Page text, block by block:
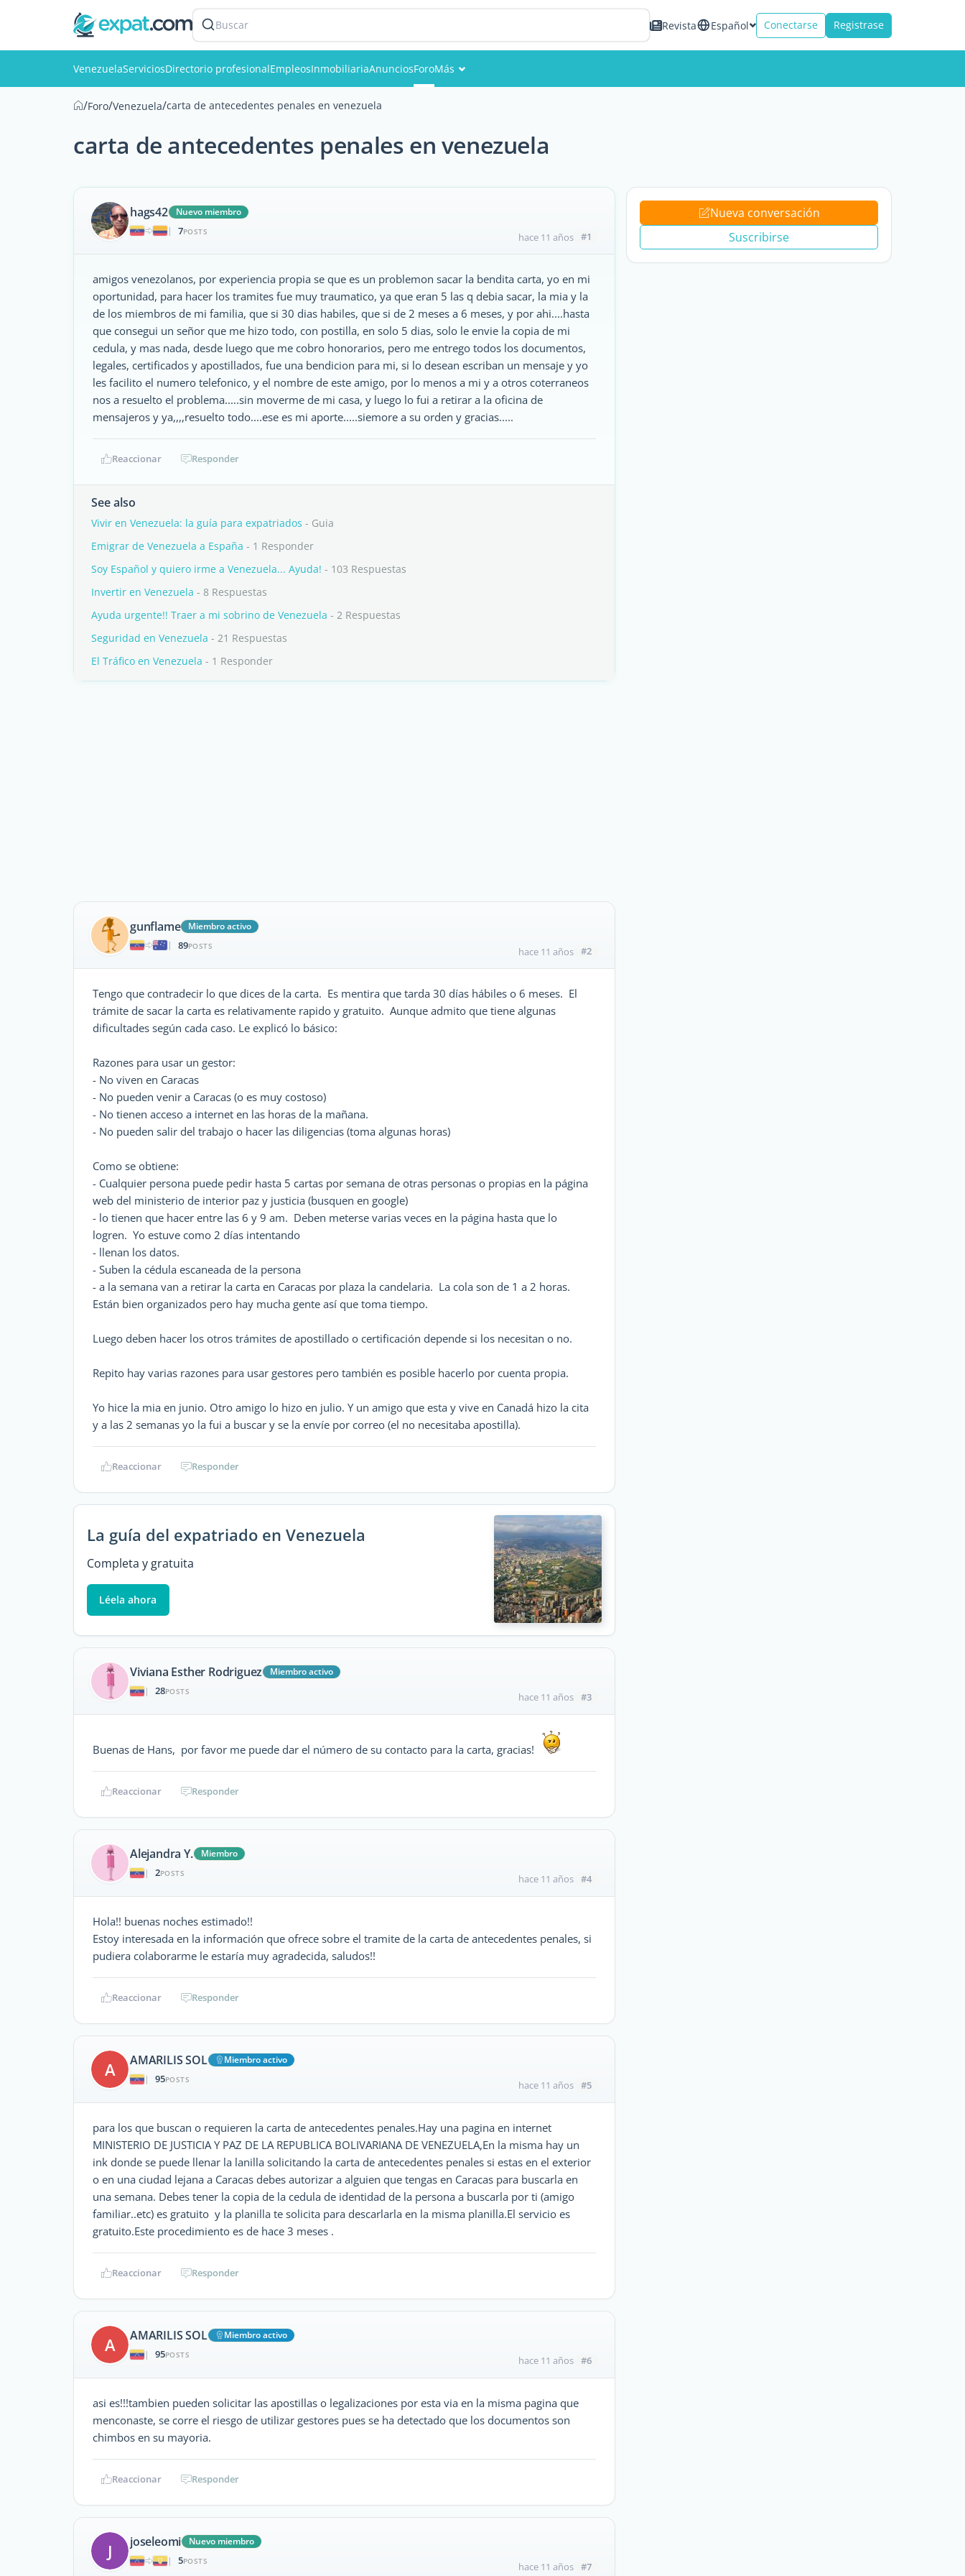
Buscar Revista Español Conectarse Registrase
VenezuelaServiciosDirectorio profesionalEmpleosInmobiliariaAnunciosForoMás
/Foro/Venezuela/carta de antecedentes penales en venezuela
carta de antecedentes penales en venezuela
hags42
Nuevo miembro
|
7POSTS hace 11 años #1
amigos venezolanos, por experiencia propia se que es un problemon sacar la bendita carta, yo en mi
oportunidad, para hacer los tramites fue muy traumatico, ya que eran 5 las q debia sacar, la mia y la
de los miembros de mi familia, que si 30 dias habiles, que si de 2 meses a 6 meses, y por ahi....hasta
que consegui un señor que me hizo todo, con postilla, en solo 5 dias, solo le envie la copia de mi
cedula, y mas nada, desde luego que me cobro honorarios, pero me entrego todos los documentos,
legales, certificados y apostillados, fue una bendicion para mi, si lo desean escriban un mensaje y yo
les facilito el numero telefonico, y el nombre de este amigo, por lo menos a mi y a otros coterraneos
nos a resuelto el problema.....sin moverme de mi casa, y luego lo fui a retirar a la oficina de
mensajeros y ya,,,,resuelto todo....ese es mi aporte.....siemore a su orden y gracias.....
Reaccionar Responder
See also
Vivir en Venezuela: la guía para expatriados - Guia
Emigrar de Venezuela a España - 1 Responder
Soy Español y quiero irme a Venezuela... Ayuda! - 103 Respuestas
Invertir en Venezuela - 8 Respuestas
Ayuda urgente!! Traer a mi sobrino de Venezuela - 2 Respuestas
Seguridad en Venezuela - 21 Respuestas
El Tráfico en Venezuela - 1 Responder
gunflame
Miembro activo
|
89POSTS hace 11 años #2
Tengo que contradecir lo que dices de la carta. Es mentira que tarda 30 días hábiles o 6 meses. El
trámite de sacar la carta es relativamente rapido y gratuito. Aunque admito que tiene algunas
dificultades según cada caso. Le explicó lo básico:
Razones para usar un gestor:
- No viven en Caracas
- No pueden venir a Caracas (o es muy costoso)
- No tienen acceso a internet en las horas de la mañana.
- No pueden salir del trabajo o hacer las diligencias (toma algunas horas)
Como se obtiene:
- Cualquier persona puede pedir hasta 5 cartas por semana de otras personas o propias en la página
web del ministerio de interior paz y justicia (busquen en google)
- lo tienen que hacer entre las 6 y 9 am. Deben meterse varias veces en la página hasta que lo
logren. Yo estuve como 2 días intentando
- llenan los datos.
- Suben la cédula escaneada de la persona
- a la semana van a retirar la carta en Caracas por plaza la candelaria. La cola son de 1 a 2 horas.
Están bien organizados pero hay mucha gente así que toma tiempo.
Luego deben hacer los otros trámites de apostillado o certificación depende si los necesitan o no.
Repito hay varias razones para usar gestores pero también es posible hacerlo por cuenta propia.
Yo hice la mia en junio. Otro amigo lo hizo en julio. Y un amigo que esta y vive en Canadá hizo la cita
y a las 2 semanas yo la fui a buscar y se la envíe por correo (el no necesitaba apostilla).
Reaccionar Responder
La guía del expatriado en Venezuela
Completa y gratuita
Léela ahora
Viviana Esther Rodriguez
Miembro activo
|
28POSTS hace 11 años #3
Buenas de Hans, por favor me puede dar el número de su contacto para la carta, gracias!
Reaccionar Responder
Alejandra Y.
Miembro
|
2POSTS hace 11 años #4
Hola!! buenas noches estimado!!
Estoy interesada en la información que ofrece sobre el tramite de la carta de antecedentes penales, si
pudiera colaborarme le estaría muy agradecida, saludos!!
Reaccionar Responder
A AMARILIS SOL
Miembro activo
|
95POSTS hace 11 años #5
para los que buscan o requieren la carta de antecedentes penales.Hay una pagina en internet
MINISTERIO DE JUSTICIA Y PAZ DE LA REPUBLICA BOLIVARIANA DE VENEZUELA,En la misma hay un
ink donde se puede llenar la lanilla solicitando la carta de antecedentes penales si estas en el exterior
o en una ciudad lejana a Caracas debes autorizar a alguien que tengas en Caracas para buscarla en
una semana. Debes tener la copia de la cedula de identidad de la persona a buscarla por ti (amigo
familiar..etc) es gratuito y la planilla te solicita para descarlarla en la misma planilla.El servicio es
gratuito.Este procedimiento es de hace 3 meses .
Reaccionar Responder
A AMARILIS SOL
Miembro activo
|
95POSTS hace 11 años #6
asi es!!!tambien pueden solicitar las apostillas o legalizaciones por esta via en la misma pagina que
menconaste, se corre el riesgo de utilizar gestores pues se ha detectado que los documentos son
chimbos en su mayoria.
Reaccionar Responder
J joseleomi
Nuevo miembro
|
5POSTS hace 11 años #7
Nueva conversación
Suscribirse